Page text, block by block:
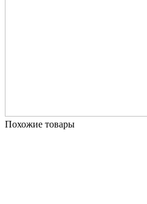
Похожие товары